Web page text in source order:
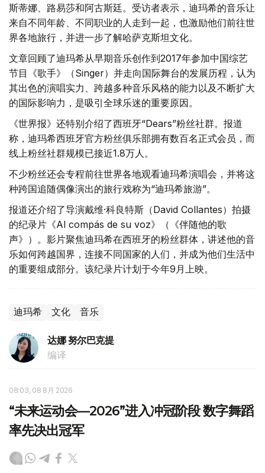
斯蒂娜、路易莎和阿古斯廷。受访者表示，迪玛希的音乐让
来自不同年龄、不同职业的人走到一起，也激励他们前往世
界各地旅行，并进一步了解哈萨克斯坦文化。
文章回顾了迪玛希从早期音乐创作到2017年参加中国综艺
节目《歌手》（Singer）并走向国际舞台的发展历程，认为
其出色的演唱实力、跨越多种音乐风格的能力以及不断扩大
的国际影响力，是吸引全球乐迷的重要原因。
《世界报》还特别介绍了西班牙“Dears”粉丝社群。报道
称，迪玛希西班牙官方粉丝俱乐部拥有数百名正式会员，而
线上粉丝社群规模已接近1.8万人。
不少粉丝还会专程前往世界各地观看迪玛希演唱会，并将这
种跨国追随偶像演出的旅行戏称为“迪玛希旅游”。
报道还介绍了导演戴维·科良特斯（David Collantes）拍摄
的纪录片《Al compás de su voz》（《伴随他的歌
声》）。影片聚焦迪玛希在西班牙的粉丝群体，讲述他的音
乐如何跨越国界，连接不同国家的人们，并成为他们生活中
的重要组成部分。该纪录片计划于今年9月上映。
迪玛希 文化 音乐
达娜 努尔巴克提
编译
08:03, 08 8月 2026
“未来运动会—2026”进入冲冠阶段 数字舞蹈
率先决出冠军